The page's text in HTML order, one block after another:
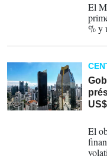
El
% y
El